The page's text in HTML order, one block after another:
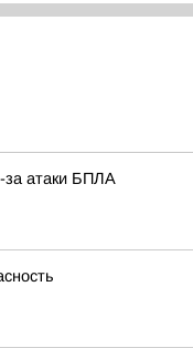
за атаки БПЛА